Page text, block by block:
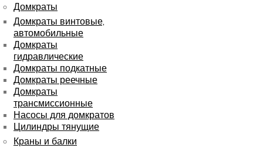
Домкраты
Домкраты винтовые,
автомобильные
Домкраты
гидравлические
Домкраты подкатные
Домкраты реечные
Домкраты
трансмиссионные
Насосы для домкратов
Цилиндры тянущие
Краны и балки